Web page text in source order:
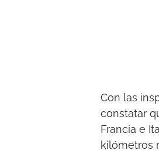
Con las
constatar
Francia e
kilómetros